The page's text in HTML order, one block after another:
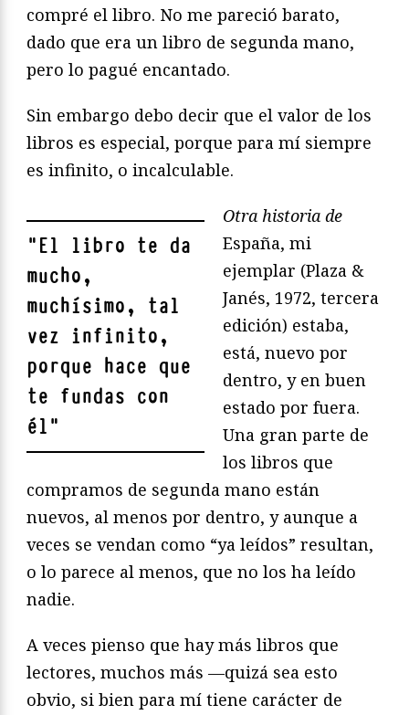
compré el libro. No me pareció barato,
dado que era un libro de segunda mano,
pero lo pagué encantado.
Sin embargo debo decir que el valor de los
libros es especial, porque para mí siempre
es infinito, o incalculable.
"El libro te da
mucho,
muchísimo, tal
vez infinito,
porque hace que
te fundas con
él"
Otra historia de
España, mi
ejemplar (Plaza &
Janés, 1972, tercera
edición) estaba,
está, nuevo por
dentro, y en buen
estado por fuera.
Una gran parte de
los libros que
compramos de segunda mano están
nuevos, al menos por dentro, y aunque a
veces se vendan como “ya leídos” resultan,
o lo parece al menos, que no los ha leído
nadie.
A veces pienso que hay más libros que
lectores, muchos más —quizá sea esto
obvio, si bien para mí tiene carácter de